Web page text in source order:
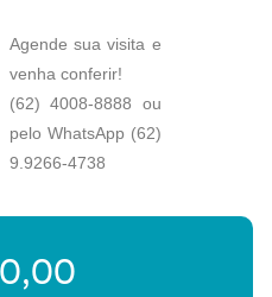
Agende sua visita e
venha conferir!
(62) 4008-8888 ou
pelo WhatsApp (62)
9.9266-4738